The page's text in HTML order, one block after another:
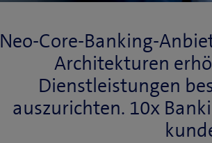
Neo-Core-Banking-
Architekturen
Dienstleistungen
auszurichten. 10x